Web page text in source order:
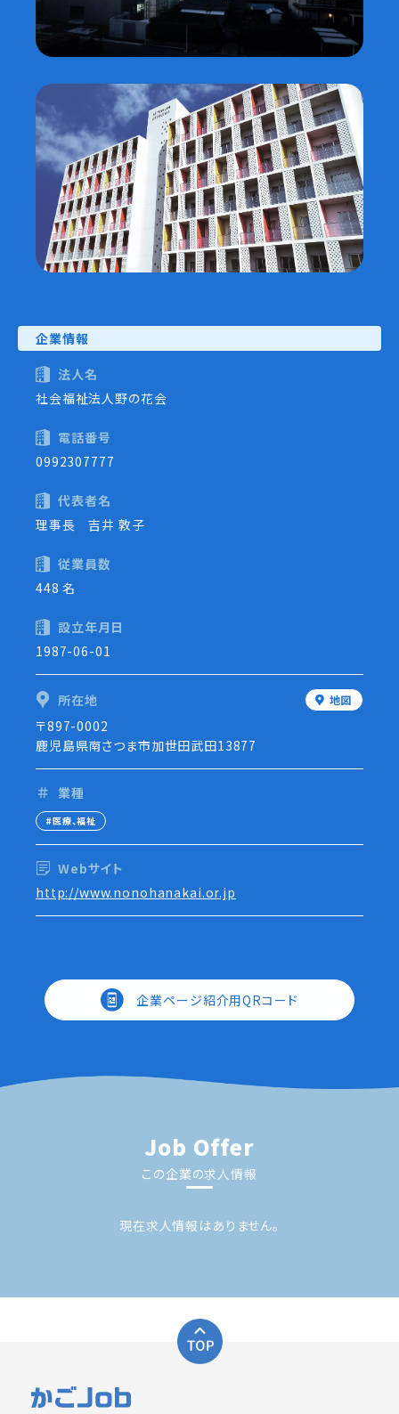
企業情報
法人名
社会福祉法人野の花会
電話番号
0992307777
代表者名
理事長 吉井 敦子
従業員数
448 名
設立年月日
1987-06-01
所在地 地図
〒897-0002
鹿児島県南さつま市加世田武田13877
業種
医療、福祉
Webサイト
http://www.nonohanakai.or.jp
企業ページ紹介用QRコード
Job Offer
この企業の求人情報
現在求人情報はありません。